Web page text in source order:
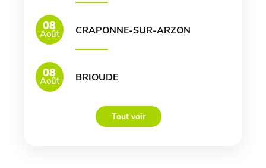
08
Août CRAPONNE-SUR-ARZON
08
Août BRIOUDE
Tout voir